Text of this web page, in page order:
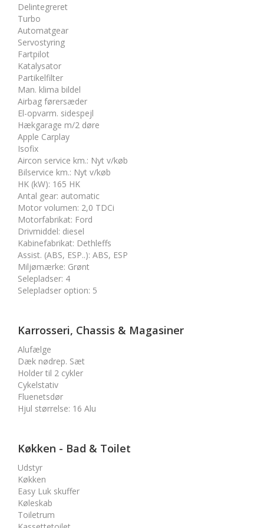
Delintegreret
Turbo
Automatgear
Servostyring
Fartpilot
Katalysator
Partikelfilter
Man. klima bildel
Airbag førersæder
El-opvarm. sidespejl
Hækgarage m/2 døre
Apple Carplay
Isofix
Aircon service km.: Nyt v/køb
Bilservice km.: Nyt v/køb
HK (kW): 165 HK
Antal gear: automatic
Motor volumen: 2,0 TDCi
Motorfabrikat: Ford
Drivmiddel: diesel
Kabinefabrikat: Dethleffs
Assist. (ABS, ESP..): ABS, ESP
Miljømærke: Grønt
Selepladser: 4
Selepladser option: 5
Karrosseri, Chassis & Magasiner
Alufælge
Dæk nødrep. Sæt
Holder til 2 cykler
Cykelstativ
Fluenetsdør
Hjul størrelse: 16 Alu
Køkken - Bad & Toilet
Udstyr
Køkken
Easy Luk skuffer
Køleskab
Toiletrum